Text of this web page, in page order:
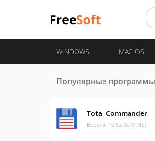
WINDOWS MAC OS
Популярные программы
Total Commander
Версия: 10.52 (8.79 МБ)